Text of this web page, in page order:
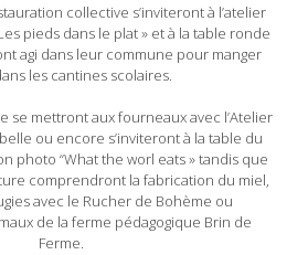
collective s’inviteront à l’atelier
pieds dans le plat » et à la table ronde
agi dans leur commune pour manger
les cantines scolaires.
se mettront aux fourneaux avec l’Atelier
ou encore s’inviteront à la table du
photo “What the worl eats » tandis que
comprendront la fabrication du miel,
avec le Rucher de Bohème ou
de la ferme pédagogique Brin de
Ferme.